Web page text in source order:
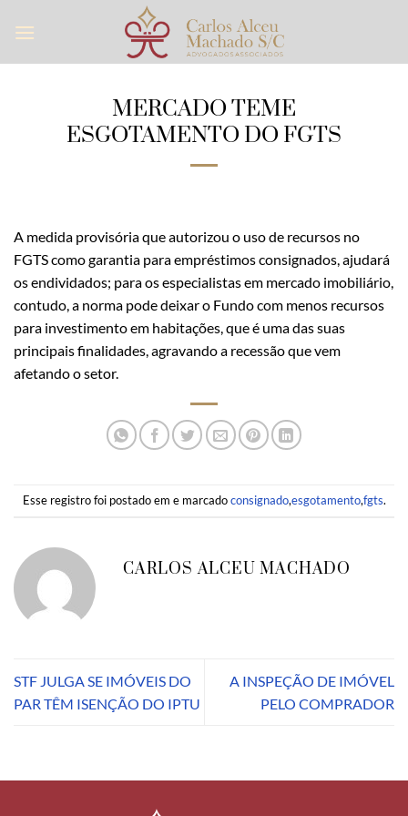
MERCADO TEME
ESGOTAMENTO DO FGTS
A medida provisória que autorizou o uso de recursos no
FGTS como garantia para empréstimos consignados, ajudará
os endividados; para os especialistas em mercado imobiliário,
contudo, a norma pode deixar o Fundo com menos recursos
para investimento em habitações, que é uma das suas
principais finalidades, agravando a recessão que vem
afetando o setor.
Esse registro foi postado em e marcadoconsignado,esgotamento,fgts.
CARLOS ALCEU MACHADO
STF JULGA SE IMÓVEIS DO
PAR TÊM ISENÇÃO DO IPTU
A INSPEÇÃO DE IMÓVEL
PELO COMPRADOR